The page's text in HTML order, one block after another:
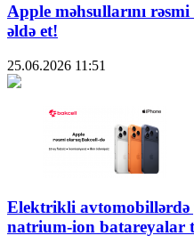
Apple məhsullarını
əldə et!
25.06.2026 11:51
Elektrikli
natrium-ion batareyalar